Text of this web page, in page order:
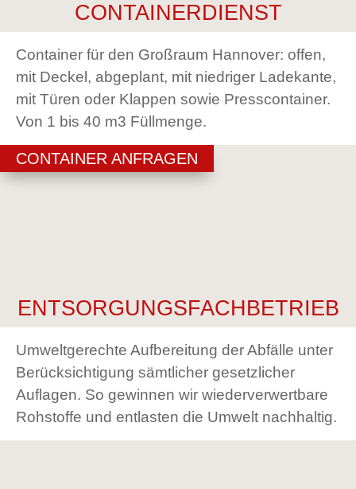
CONTAINERDIENST
Container für den Großraum Hannover: offen,
mit Deckel, abgeplant, mit niedriger Ladekante,
mit Türen oder Klappen sowie Presscontainer.
Von 1 bis 40 m3 Füllmenge.
CONTAINER ANFRAGEN
ENTSORGUNGSFACHBETRIEB
Umweltgerechte Aufbereitung der Abfälle unter
Berücksichtigung sämtlicher gesetzlicher
Auflagen. So gewinnen wir wiederverwertbare
Rohstoffe und entlasten die Umwelt nachhaltig.